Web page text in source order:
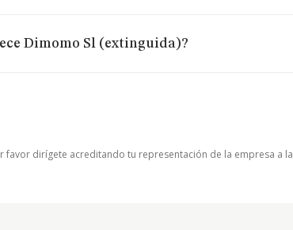
Dimomo Sl (extinguida)?
favor dirígete acreditando tu representación de la empresa a la